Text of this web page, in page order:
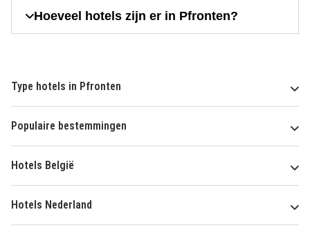
Hoeveel hotels zijn er in Pfronten?
Type hotels in Pfronten
Populaire bestemmingen
Hotels België
Hotels Nederland